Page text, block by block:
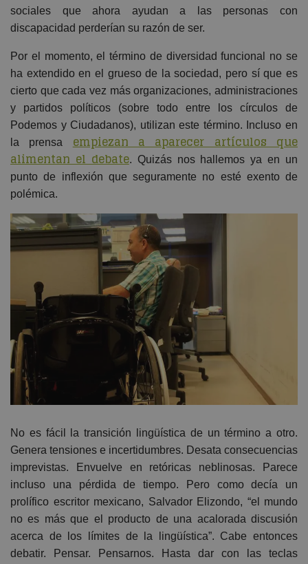
sociales que ahora ayudan a las personas con
discapacidad perderían su razón de ser.
Por el momento, el término de diversidad funcional no se
ha extendido en el grueso de la sociedad, pero sí que es
cierto que cada vez más organizaciones, administraciones
y partidos políticos (sobre todo entre los círculos de
Podemos y Ciudadanos), utilizan este término. Incluso en
la prensa empiezan a aparecer artículos que
alimentan el debate. Quizás nos hallemos ya en un
punto de inflexión que seguramente no esté exento de
polémica.
No es fácil la transición lingüística de un término a otro.
Genera tensiones e incertidumbres. Desata consecuencias
imprevistas. Envuelve en retóricas neblinosas. Parece
incluso una pérdida de tiempo. Pero como decía un
prolífico escritor mexicano, Salvador Elizondo, “el mundo
no es más que el producto de una acalorada discusión
acerca de los límites de la lingüística”. Cabe entonces
debatir. Pensar. Pensarnos. Hasta dar con las teclas